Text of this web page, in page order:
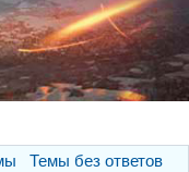
Темы без ответов